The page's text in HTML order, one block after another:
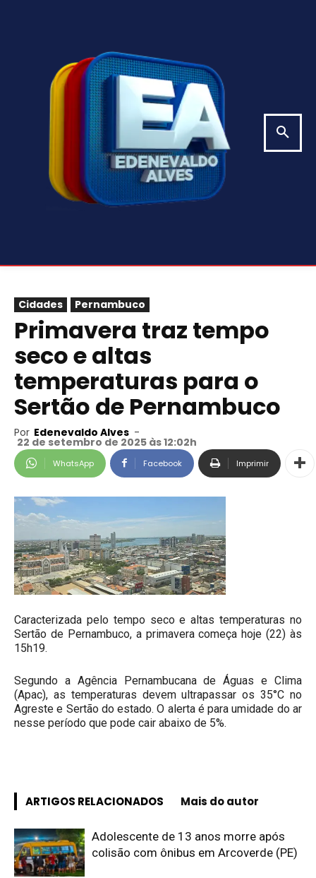
Cidades Pernambuco
Primavera traz tempo
seco e altas
temperaturas para o
Sertão de Pernambuco
Por Edenevaldo Alves -
22 de setembro de 2025 às 12:02h
WhatsApp Facebook Imprimir
Caracterizada pelo tempo seco e altas temperaturas no
Sertão de Pernambuco, a primavera começa hoje (22) às
15h19.
Segundo a Agência Pernambucana de Águas e Clima
(Apac), as temperaturas devem ultrapassar os 35°C no
Agreste e Sertão do estado. O alerta é para umidade do ar
nesse período que pode cair abaixo de 5%.
ARTIGOS RELACIONADOS Mais do autor
Adolescente de 13 anos morre após
colisão com ônibus em Arcoverde (PE)